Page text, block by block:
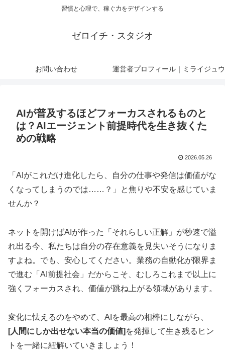
習慣と心理で、稼ぐ力をデザインする
ゼロイチ・スタジオ
お問い合わせ 運営者プロフィール｜ミライジュウ
AIが普及するほどフォーカスされるものと
は？AIエージェント前提時代を生き抜くた
めの戦略
2026.05.26
「AIがこれだけ進化したら、自分の仕事や発信は価値がな
くなってしまうのでは……？」と焦りや不安を感じていま
せんか？
ネットを開けばAIが作った「それらしい正解」が秒速で溢
れ出る今、私たちは自分の存在意義を見失いそうになりま
すよね。でも、安心してください。業務の自動化が限界ま
で進む「AI前提社会」だからこそ、むしろこれまで以上に
強くフォーカスされ、価値が跳ね上がる領域があります。
変化に怯えるのをやめて、AIを最高の相棒にしながら、
[人間にしか出せない本当の価値] を発揮して生き残るヒン
トを一緒に紐解いていきましょう！